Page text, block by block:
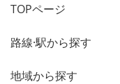
TOPページ
路線·駅から探す
地域から探す